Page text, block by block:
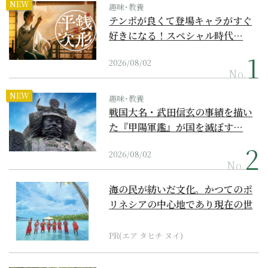
NEW 趣味･教養
テンポが良くて登場キャラがすぐ
好きになる！スペシャル時代…
2026/08/02
No.
NEW 趣味･教養
戦国大名・武田信玄の事績を描い
た『甲陽軍鑑』が国を滅ぼす…
2026/08/02
No.
海の民が紡いだ文化。かつてのポ
リネシアの中心地であり現在の世
PR(エア タヒチ ヌイ)